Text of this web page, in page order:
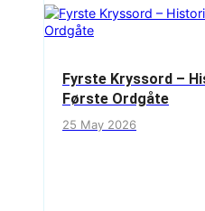
Fyrste Kryssord –
Første Ordgåte
25 May 2026